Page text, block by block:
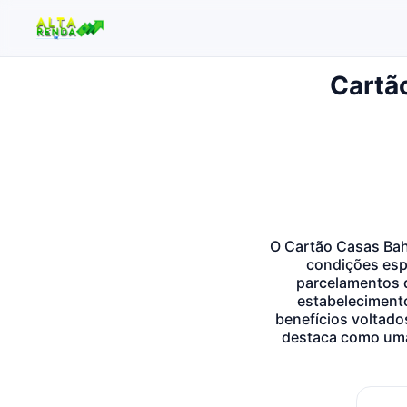
O Cartão Casas
condições
parcelamentos
benefícios
destaca como